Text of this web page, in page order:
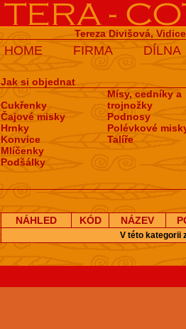
Tereza Divišová,
HOME FIRMA DÍLNA
Jak si objednat
Cukřenky
Čajové misky
Hrnky
Konvice
Mlíčenky
Podšálky
Mísy, cedníky a
trojnožky
Podnosy
Polévkové
Talíře
NÁHLED KÓD NÁZEV
V této kategorii